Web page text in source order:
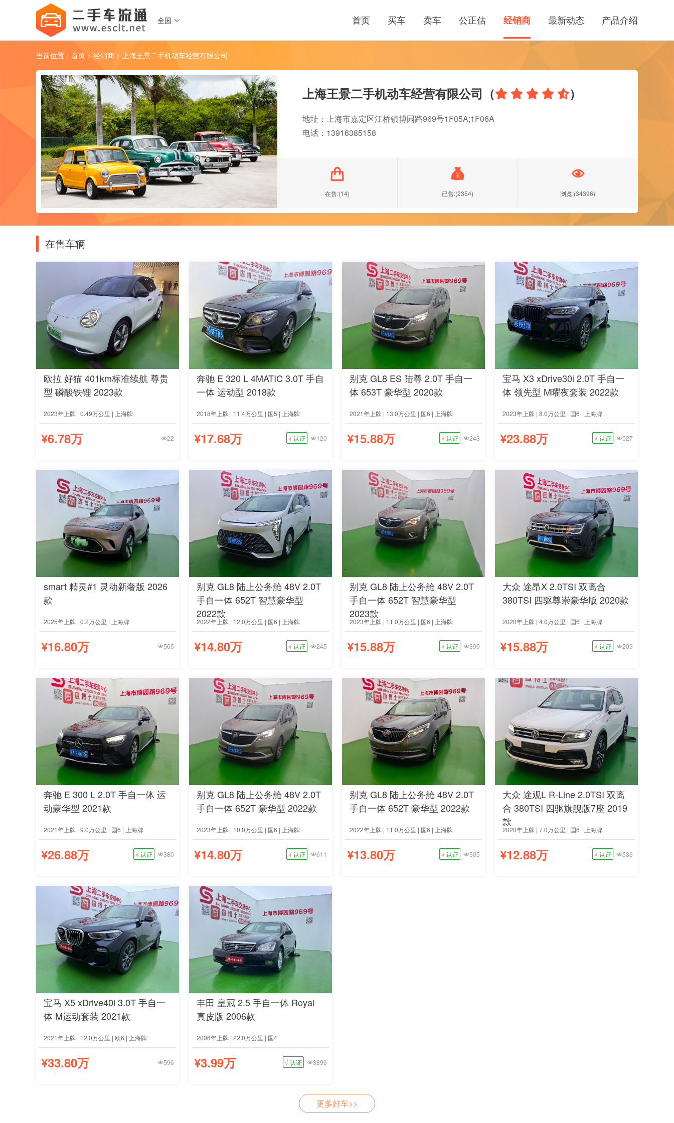
全国  产品介绍
最新动态
经销商
公正估
卖车
买车
首页
当前位置： 首页 > 经销商 > 上海王景二手机动车经营有限公司
上海王景二手机动车经营有限公司（    ）
地址：上海市嘉定区江桥镇博园路969号1F05A;1F06A
电话：13916385158

在售:(14)

已售:(2354)

浏览:(34396)
在售车辆
欧拉 好猫 401km标准续航 尊贵
型 磷酸铁锂 2023款
2023年上牌 | 0.49万公里 | 上海牌
¥6.78万 22
奔驰 E 320 L 4MATIC 3.0T 手自
一体 运动型 2018款
2018年上牌 | 11.4万公里 | 国5 | 上海牌
¥17.68万 √ 认证 120
别克 GL8 ES 陆尊 2.0T 手自一
体 653T 豪华型 2020款
2021年上牌 | 13.0万公里 | 国6 | 上海牌
¥15.88万 √ 认证 243
宝马 X3 xDrive30i 2.0T 手自一
体 领先型 M曜夜套装 2022款
2023年上牌 | 8.0万公里 | 国6 | 上海牌
¥23.88万 √ 认证 527
smart 精灵#1 灵动新奢版 2026
款
2025年上牌 | 0.2万公里 | 上海牌
¥16.80万 565
别克 GL8 陆上公务舱 48V 2.0T
手自一体 652T 智慧豪华型
2022款
2022年上牌 | 12.0万公里 | 国6 | 上海牌
¥14.80万 √ 认证 245
别克 GL8 陆上公务舱 48V 2.0T
手自一体 652T 智慧豪华型
2023款
2023年上牌 | 11.0万公里 | 国6 | 上海牌
¥15.88万 √ 认证 390
大众 途昂X 2.0TSI 双离合
380TSI 四驱尊崇豪华版 2020款
2020年上牌 | 4.0万公里 | 国6 | 上海牌
¥15.88万 √ 认证 209
奔驰 E 300 L 2.0T 手自一体 运
动豪华型 2021款
2021年上牌 | 9.0万公里 | 国6 | 上海牌
¥26.88万 √ 认证 380
别克 GL8 陆上公务舱 48V 2.0T
手自一体 652T 豪华型 2022款
2023年上牌 | 10.0万公里 | 国6 | 上海牌
¥14.80万 √ 认证 611
别克 GL8 陆上公务舱 48V 2.0T
手自一体 652T 豪华型 2022款
2022年上牌 | 11.0万公里 | 国6 | 上海牌
¥13.80万 √ 认证 505
大众 途观L R-Line 2.0TSI 双离
合 380TSI 四驱旗舰版7座 2019
款
2020年上牌 | 7.0万公里 | 国6 | 上海牌
¥12.88万 √ 认证 536
宝马 X5 xDrive40i 3.0T 手自一
体 M运动套装 2021款
2021年上牌 | 12.0万公里 | 欧6 | 上海牌
¥33.80万 596
丰田 皇冠 2.5 手自一体 Royal
真皮版 2006款
2006年上牌 | 22.0万公里 | 国4
¥3.99万 √ 认证 3896
更多好车>>